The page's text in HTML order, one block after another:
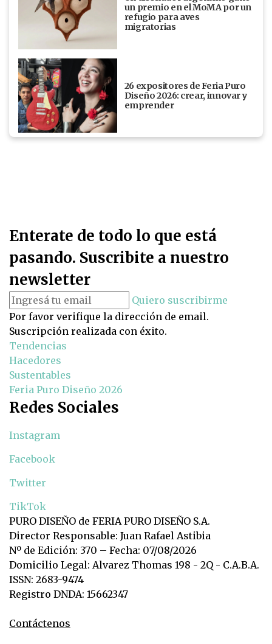
un premio en el MoMA por un
refugio para aves
migratorias
26 expositores de Feria Puro
Diseño 2026: crear, innovar y
emprender
Enterate de todo lo que está
pasando. Suscribite a nuestro
newsletter
Quiero suscribirme
Por favor verifique la dirección de email.
Suscripción realizada con éxito.
Tendencias
Hacedores
Sustentables
Feria Puro Diseño 2026
Redes Sociales
Instagram
Facebook
Twitter
TikTok
PURO DISEÑO de FERIA PURO DISEÑO S.A.
Director Responsable: Juan Rafael Astibia
Nº de Edición: 370 – Fecha: 07/08/2026
Domicilio Legal: Alvarez Thomas 198 - 2Q - C.A.B.A.
ISSN: 2683-9474
Registro DNDA: 15662347
Contáctenos